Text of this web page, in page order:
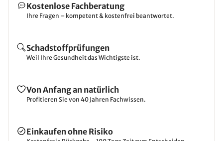
Kostenlose Fachberatung
Ihre Fragen – kompetent & kostenfrei beantwortet.
Schadstoffprüfungen
Weil Ihre Gesundheit das Wichtigste ist.
Von Anfang an natürlich
Profitieren Sie von 40 Jahren Fachwissen.
Einkaufen ohne Risiko